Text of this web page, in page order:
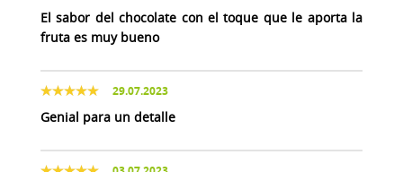
El sabor del chocolate con el toque que le aporta la
fruta es muy bueno
29.07.2023
Genial para un detalle